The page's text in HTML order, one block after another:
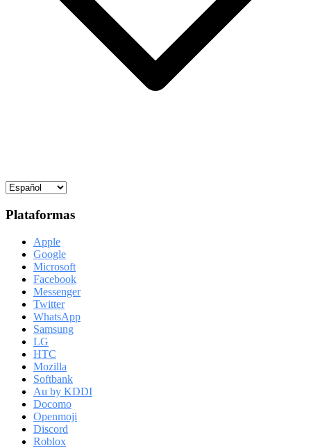
Plataformas
Apple
Google
Microsoft
Facebook
Messenger
Twitter
WhatsApp
Samsung
LG
HTC
Mozilla
Softbank
Au by KDDI
Docomo
Openmoji
Discord
Roblox